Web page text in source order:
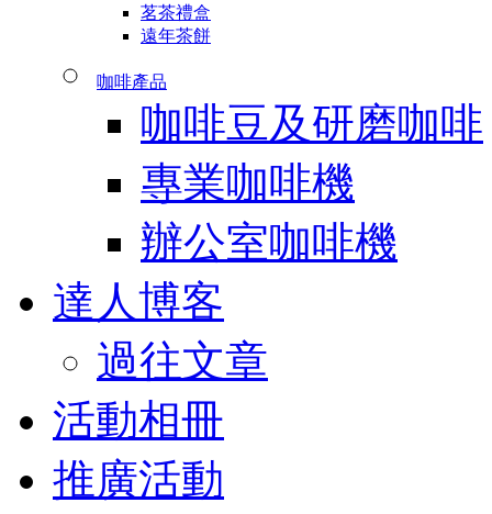
茗茶禮盒
遠年茶餅
咖啡產品
咖啡豆及研磨咖啡
專業咖啡機
辦公室咖啡機
達人博客
過往文章
活動相冊
推廣活動